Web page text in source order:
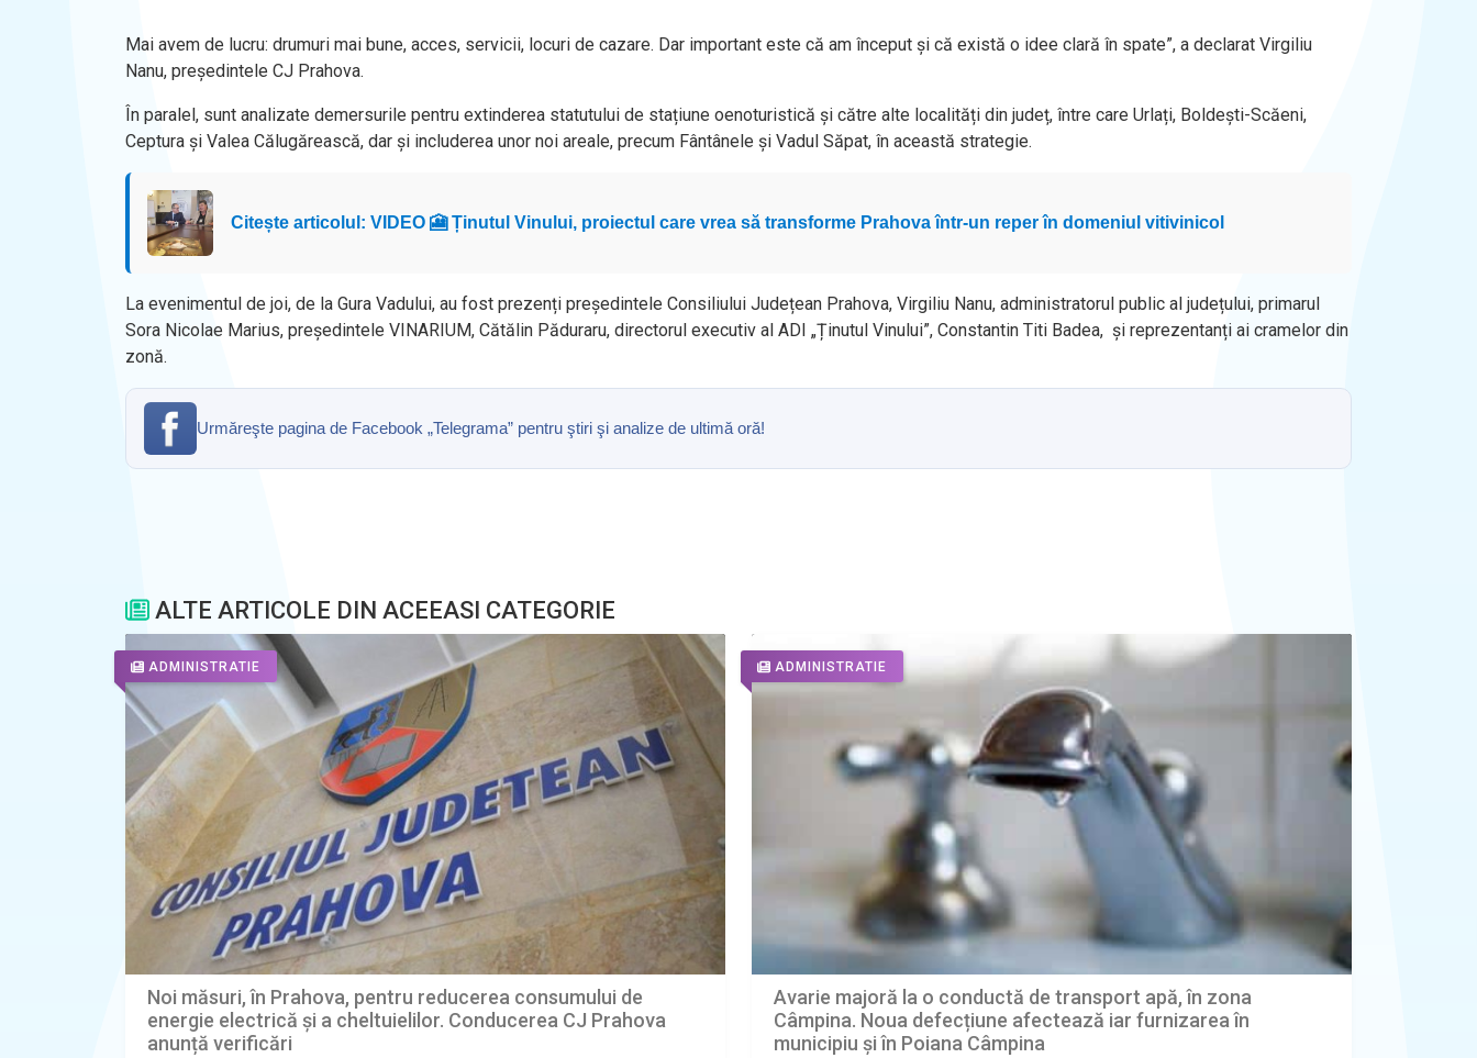
Mai avem de lucru: drumuri mai bune, acces, servicii, locuri de cazare. Dar important este că am început și că există o idee clară în spate”, a declarat Virgiliu
Nanu, președintele CJ Prahova.
În paralel, sunt analizate demersurile pentru extinderea statutului de stațiune oenoturistică și către alte localități din județ, între care Urlați, Boldești-Scăeni,
Ceptura și Valea Călugărească, dar și includerea unor noi areale, precum Fântânele și Vadul Săpat, în această strategie.
Citește articolul: VIDEO 🎦 Ținutul Vinului, proiectul care vrea să transforme Prahova într-un reper în domeniul vitivinicol
La evenimentul de joi, de la Gura Vadului, au fost prezenți președintele Consiliului Județean Prahova, Virgiliu Nanu, administratorul public al județului, primarul
Sora Nicolae Marius, președintele VINARIUM, Cătălin Păduraru, directorul executiv al ADI „Ținutul Vinului”, Constantin Titi Badea, și reprezentanți ai cramelor din
zonă.
Urmăreşte pagina de Facebook „Telegrama” pentru ştiri şi analize de ultimă oră!
ALTE ARTICOLE DIN ACEEASI CATEGORIE
ADMINISTRATIE
Noi măsuri, în Prahova, pentru reducerea consumului de
energie electrică și a cheltuielilor. Conducerea CJ Prahova
anunță verificări
ADMINISTRATIE
Avarie majoră la o conductă de transport apă, în zona
Câmpina. Noua defecțiune afectează iar furnizarea în
municipiu și în Poiana Câmpina